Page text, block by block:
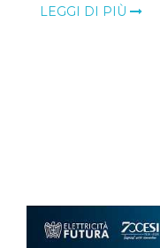
LEGGI DI PIÙ